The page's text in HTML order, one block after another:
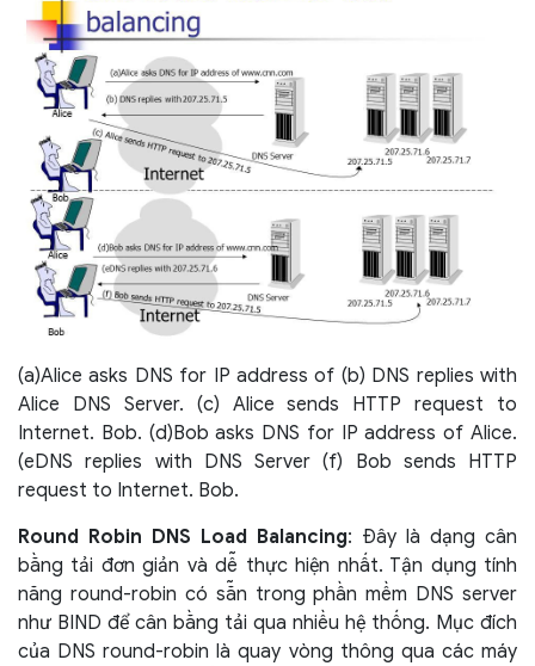
(a)Alice asks DNS for IP address of (b) DNS replies with
Alice DNS Server. (c) Alice sends HTTP request to
Internet. Bob. (d)Bob asks DNS for IP address of Alice.
(eDNS replies with DNS Server (f) Bob sends HTTP
request to Internet. Bob.
Round Robin DNS Load Balancing: Đây là dạng cân
bằng tải đơn giản và dễ thực hiện nhất. Tận dụng tính
năng round-robin có sẵn trong phần mềm DNS server
như BIND để cân bằng tải qua nhiều hệ thống. Mục đích
của DNS round-robin là quay vòng thông qua các máy